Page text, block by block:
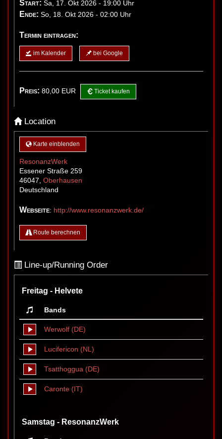
Start: Sa, 17. Okt 2026 - 19:00 Uhr
Ende: So, 18. Okt 2026 - 02:00 Uhr
Termin eintragen:
im Kalender bei Google
Preis: 80,00 EUR Ticket kaufen
Location
Karte einblenden
ResonanzWerk
Essener Straße 259
46047 Oberhausen
Deutschland
Webseite: http://www.resonanzwerk.de/
Route berechnen
Line-up/Running Order
Freitag - Helvete
Bands
Werwolf (DE)
Lucifericon (NL)
Tsatthoggua (DE)
Caronte (IT)
Samstag - ResonanzWerk